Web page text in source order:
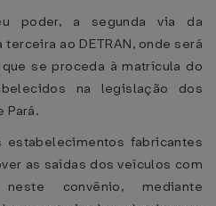
poder, a segunda via da
ao DETRAN, onde será
se proceda à matrícula do
na legislação dos
Pará.
fabricantes
as saídas dos veículos com
convênio, mediante